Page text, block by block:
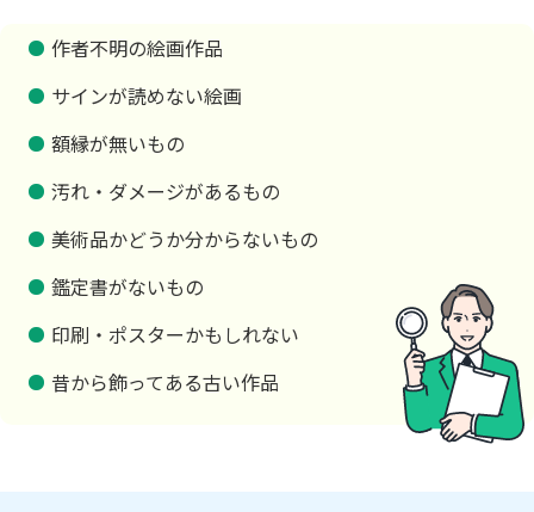
作者不明の絵画作品
サインが読めない絵画
額縁が無いもの
汚れ・ダメージがあるもの
美術品かどうか分からないもの
鑑定書がないもの
印刷・ポスターかもしれない
昔から飾ってある古い作品